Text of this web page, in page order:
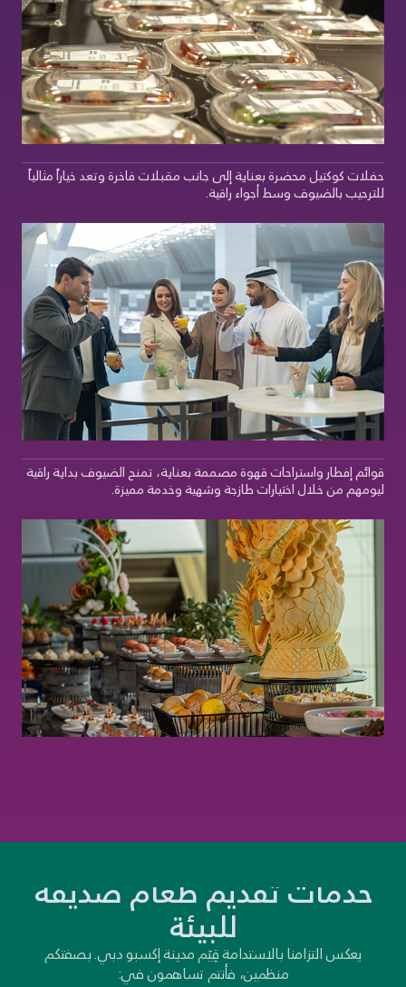
حفلات كوكتيل محضرة بعناية إلى جانب مقبلات فاخرة وتعد خياراً مثالياً
للترحيب بالضيوف وسط أجواء راقية.
قوائم إفطار واستراحات قهوة مصممة بعناية، تمنح الضيوف بداية راقية
ليومهم من خلال اختيارات طازجة وشهية وخدمة مميزة.
خدمات تقديم طعام صديقة
للبيئة
يعكس التزامنا بالاستدامة قِيَم مدينة إكسبو دبي. بصفتكم
منظمين، فأنتم تساهمون في: